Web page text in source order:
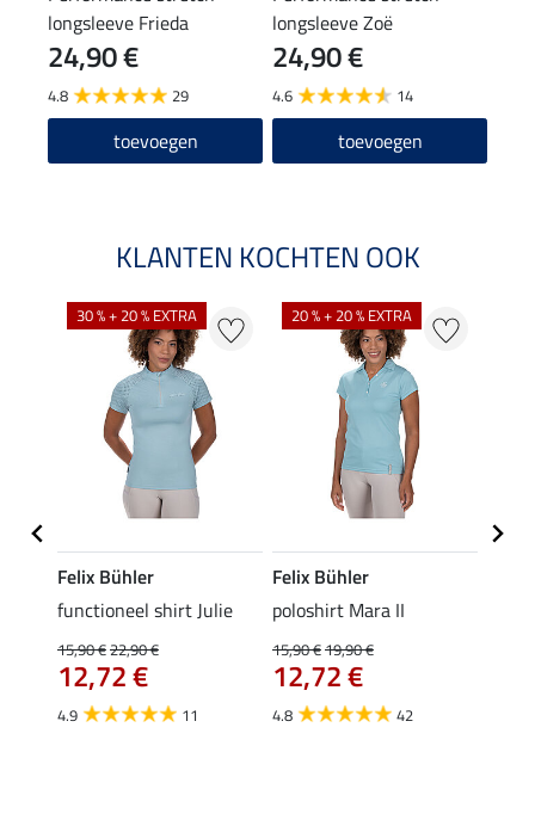
longsleeve Frieda
24,90 €
4.8 29
toevoegen
longsleeve Zoë
24,90 €
4.6 14
toevoegen
KLANTEN KOCHTEN OOK
30 % + 20 % EXTRA
Felix Bühler
functioneel shirt Julie
15,90 €22,90 €
12,72 €
4.9 11
20 % + 20 % EXTRA
Felix Bühler
poloshirt Mara II
15,90 €19,90 €
12,72 €
4.8 42